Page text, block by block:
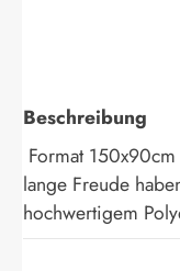
Beschreibung
Format
lange Freude
hochwertigem